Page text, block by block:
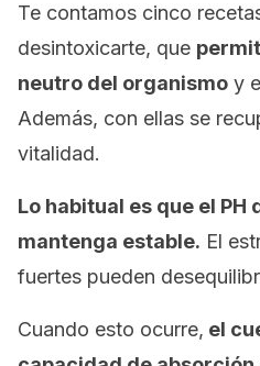
Te contamos cinco
desintoxicarte, que
neutro del organismo y
Además, con ellas se
vitalidad.
Lo habitual es que el PH
mantenga estable. El
fuertes pueden
Cuando esto ocurre, el